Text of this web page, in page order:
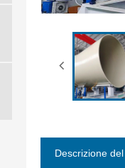
Descrizione